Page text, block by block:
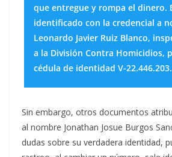
que entregue y rompa el dinero.
identificado con la credencial a
Leonardo Javier Ruiz Blanco,
a la División Contra Homicidios,
cédula de identidad V-22.446.203.
Sin embargo, otros documentos
al nombre Jonathan Josue Burgos
dudas sobre su verdadera identidad,